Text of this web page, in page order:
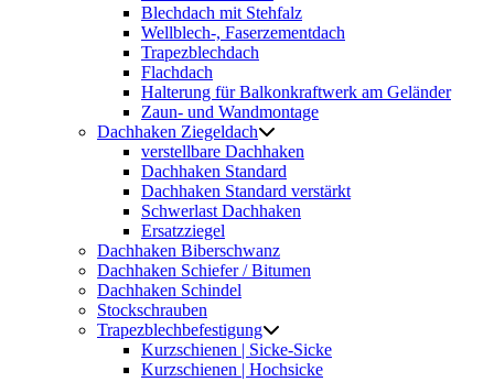
Blechdach mit Stehfalz
Wellblech-, Faserzementdach
Trapezblechdach
Flachdach
Halterung für Balkonkraftwerk am Geländer
Zaun- und Wandmontage
Dachhaken Ziegeldach
verstellbare Dachhaken
Dachhaken Standard
Dachhaken Standard verstärkt
Schwerlast Dachhaken
Ersatzziegel
Dachhaken Biberschwanz
Dachhaken Schiefer / Bitumen
Dachhaken Schindel
Stockschrauben
Trapezblechbefestigung
Kurzschienen | Sicke-Sicke
Kurzschienen | Hochsicke